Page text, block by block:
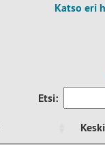
Katso eri
Etsi: